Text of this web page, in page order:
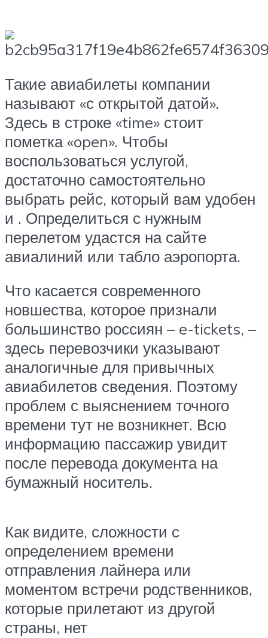
Такие авиабилеты компании
называют «с открытой датой».
Здесь в строке «time» стоит
пометка «open». Чтобы
воспользоваться услугой,
достаточно самостоятельно
выбрать рейс, который вам удобен
и . Определиться с нужным
перелетом удастся на сайте
авиалиний или табло аэропорта.
Что касается современного
новшества, которое признали
большинство россиян – e-tickets, –
здесь перевозчики указывают
аналогичные для привычных
авиабилетов сведения. Поэтому
проблем с выяснением точного
времени тут не возникнет. Всю
информацию пассажир увидит
после перевода документа на
бумажный носитель.
Как видите, сложности с
определением времени
отправления лайнера или
моментом встречи родственников,
которые прилетают из другой
страны, нет